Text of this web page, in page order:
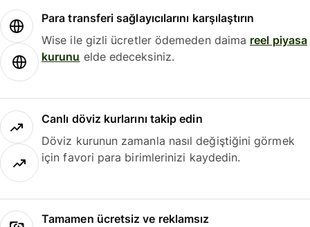
Para transferi sağlayıcılarını karşılaştırın
Wise ile gizli ücretler ödemeden daima reel piyasa
kurunu elde edeceksiniz.
Canlı döviz kurlarını takip edin
Döviz kurunun zamanla nasıl değiştiğini görmek
için favori para birimlerinizi kaydedin.
Tamamen ücretsiz ve reklamsız